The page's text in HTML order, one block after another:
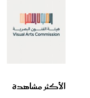
الأكثر مشاهدة